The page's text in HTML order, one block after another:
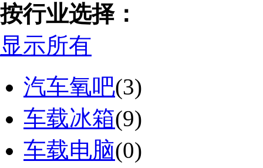
按行业选择：
显示所有
汽车氧吧(3)
车载冰箱(9)
车载电脑(0)